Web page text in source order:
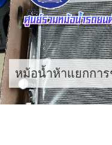
Skip
to
content
หม้อน้ำห้าแยกกา